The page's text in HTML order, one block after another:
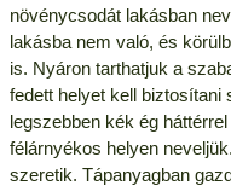
növénycsodát lakásban
lakásba nem való, és
is. Nyáron tarthatjuk a
fedett helyet kell biztosítani
legszebben kék ég
félárnyékos helyen
szeretik. Tápanyagban